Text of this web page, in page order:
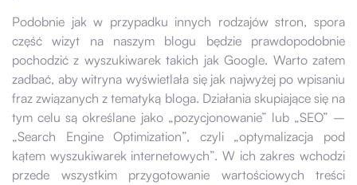
Podobnie jak w przypadku innych rodzajów stron, spora
część wizyt na naszym blogu będzie prawdopodobnie
pochodzić z wyszukiwarek takich jak Google. Warto zatem
zadbać, aby witryna wyświetlała się jak najwyżej po wpisaniu
fraz związanych z tematyką bloga. Działania skupiające się na
tym celu są określane jako „pozycjonowanie” lub „SEO” –
„Search Engine Optimization”, czyli „optymalizacja pod
kątem wyszukiwarek internetowych”. W ich zakres wchodzi
przede wszystkim przygotowanie wartościowych treści